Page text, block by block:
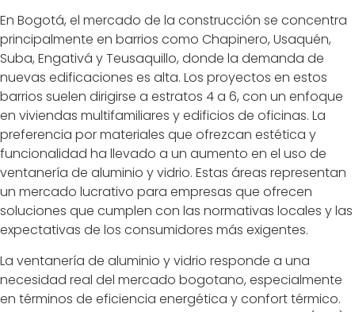
En Bogotá, el mercado de la construcción se concentra
principalmente en barrios como Chapinero, Usaquén,
Suba, Engativá y Teusaquillo, donde la demanda de
nuevas edificaciones es alta. Los proyectos en estos
barrios suelen dirigirse a estratos 4 a 6, con un enfoque
en viviendas multifamiliares y edificios de oficinas. La
preferencia por materiales que ofrezcan estética y
funcionalidad ha llevado a un aumento en el uso de
ventanería de aluminio y vidrio. Estas áreas representan
un mercado lucrativo para empresas que ofrecen
soluciones que cumplen con las normativas locales y las
expectativas de los consumidores más exigentes.
La ventanería de aluminio y vidrio responde a una
necesidad real del mercado bogotano, especialmente
en términos de eficiencia energética y confort térmico.